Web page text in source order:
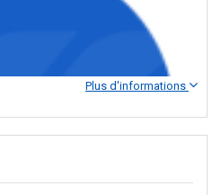
Plus d'informations